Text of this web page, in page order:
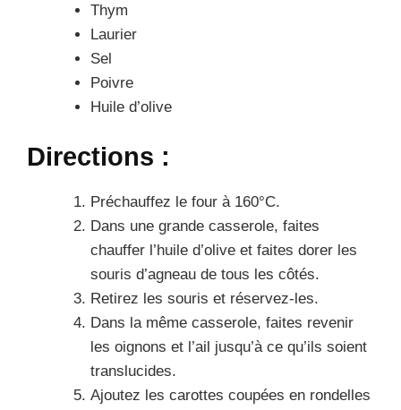
Thym
Laurier
Sel
Poivre
Huile d’olive
Directions :
Préchauffez le four à 160°C.
Dans une grande casserole, faites
chauffer l’huile d’olive et faites dorer les
souris d’agneau de tous les côtés.
Retirez les souris et réservez-les.
Dans la même casserole, faites revenir
les oignons et l’ail jusqu’à ce qu’ils soient
translucides.
Ajoutez les carottes coupées en rondelles